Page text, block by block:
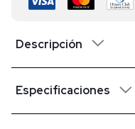
Descripción
Especificaciones